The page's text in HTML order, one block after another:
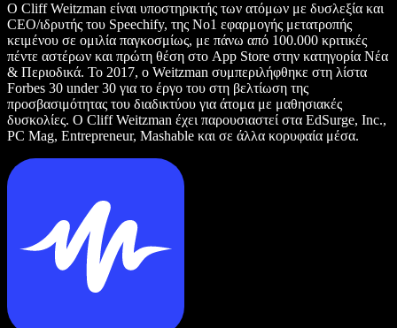
Ο Cliff Weitzman είναι υποστηρικτής των ατόμων με δυσλεξία και
CEO/ιδρυτής του Speechify, της Νο1 εφαρμογής μετατροπής
κειμένου σε ομιλία παγκοσμίως, με πάνω από 100.000 κριτικές
πέντε αστέρων και πρώτη θέση στο App Store στην κατηγορία Νέα
& Περιοδικά. Το 2017, ο Weitzman συμπεριλήφθηκε στη λίστα
Forbes 30 under 30 για το έργο του στη βελτίωση της
προσβασιμότητας του διαδικτύου για άτομα με μαθησιακές
δυσκολίες. Ο Cliff Weitzman έχει παρουσιαστεί στα EdSurge, Inc.,
PC Mag, Entrepreneur, Mashable και σε άλλα κορυφαία μέσα.